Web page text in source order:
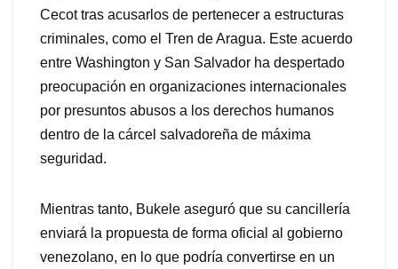
Cecot tras acusarlos de pertenecer a estructuras
criminales, como el Tren de Aragua. Este acuerdo
entre Washington y San Salvador ha despertado
preocupación en organizaciones internacionales
por presuntos abusos a los derechos humanos
dentro de la cárcel salvadoreña de máxima
seguridad.
Mientras tanto, Bukele aseguró que su cancillería
enviará la propuesta de forma oficial al gobierno
venezolano, en lo que podría convertirse en un